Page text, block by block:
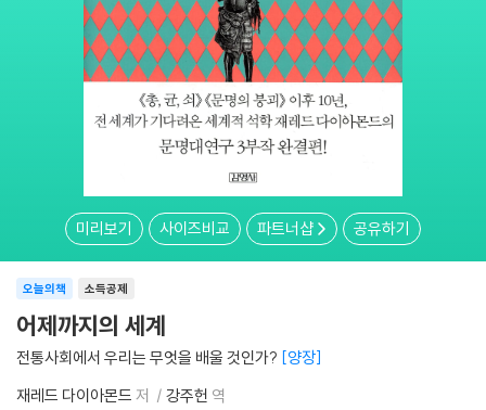
미리보기 사이즈비교 파트너샵 공유하기
소득공제
오늘의책
어제까지의 세계
전통사회에서 우리는 무엇을 배울 것인가? 양장
재레드 다이아몬드 저 강주헌 역